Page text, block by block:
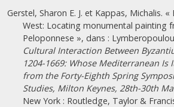
Gerstel, Sharon E. J. et Kappas, Michalis.
West: Locating monumental painting
Peloponnese », dans :
Cultural Interaction Between
1204-1669: Whose Mediterranean Is
from the Forty-Eighth Spring
Studies, Milton Keynes, 28th-30th
New York : Routledge, Taylor &